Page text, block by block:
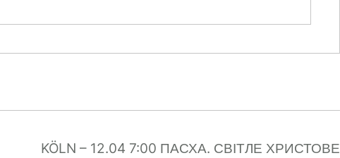
KÖLN – 12.04 7:00 ПАСХА. СВІТЛЕ ХРИСТОВЕ